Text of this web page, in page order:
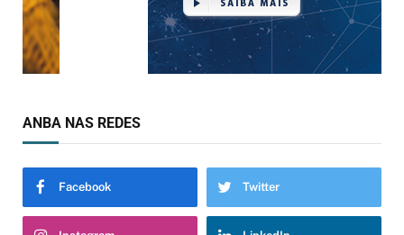
ANBA NAS REDES
Facebook Twitter